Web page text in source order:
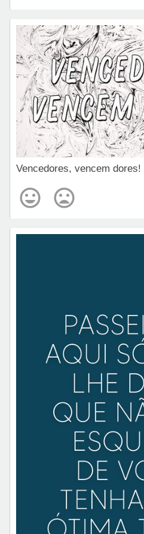
Vencedores, vencem dores!